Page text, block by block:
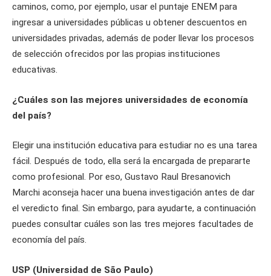
caminos, como, por ejemplo, usar el puntaje ENEM para
ingresar a universidades públicas u obtener descuentos en
universidades privadas, además de poder llevar los procesos
de selección ofrecidos por las propias instituciones
educativas.
¿Cuáles son las mejores universidades de economía
del país?
Elegir una institución educativa para estudiar no es una tarea
fácil. Después de todo, ella será la encargada de prepararte
como profesional. Por eso, Gustavo Raul Bresanovich
Marchi aconseja hacer una buena investigación antes de dar
el veredicto final. Sin embargo, para ayudarte, a continuación
puedes consultar cuáles son las tres mejores facultades de
economía del país.
USP (Universidad de São Paulo)